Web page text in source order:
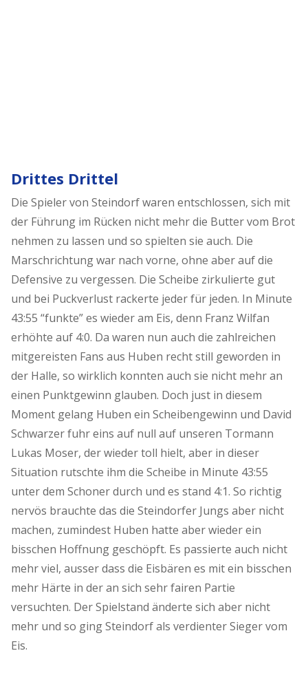
Drittes Drittel
Die Spieler von Steindorf waren entschlossen, sich mit
der Führung im Rücken nicht mehr die Butter vom Brot
nehmen zu lassen und so spielten sie auch. Die
Marschrichtung war nach vorne, ohne aber auf die
Defensive zu vergessen. Die Scheibe zirkulierte gut
und bei Puckverlust rackerte jeder für jeden. In Minute
43:55 “funkte” es wieder am Eis, denn Franz Wilfan
erhöhte auf 4:0. Da waren nun auch die zahlreichen
mitgereisten Fans aus Huben recht still geworden in
der Halle, so wirklich konnten auch sie nicht mehr an
einen Punktgewinn glauben. Doch just in diesem
Moment gelang Huben ein Scheibengewinn und David
Schwarzer fuhr eins auf null auf unseren Tormann
Lukas Moser, der wieder toll hielt, aber in dieser
Situation rutschte ihm die Scheibe in Minute 43:55
unter dem Schoner durch und es stand 4:1. So richtig
nervös brauchte das die Steindorfer Jungs aber nicht
machen, zumindest Huben hatte aber wieder ein
bisschen Hoffnung geschöpft. Es passierte auch nicht
mehr viel, ausser dass die Eisbären es mit ein bisschen
mehr Härte in der an sich sehr fairen Partie
versuchten. Der Spielstand änderte sich aber nicht
mehr und so ging Steindorf als verdienter Sieger vom
Eis.